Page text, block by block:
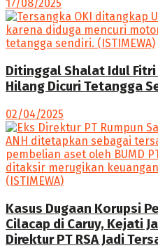
17/08/2025
Ditinggal Shalat Idul
Hilang Dicuri Tetangga
02/04/2025
Kasus Dugaan Korupsi
Cilacap di Caruy, Kejati
Direktur PT RSA Jadi